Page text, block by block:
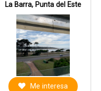
La Barra, Punta del Este
Me interesa